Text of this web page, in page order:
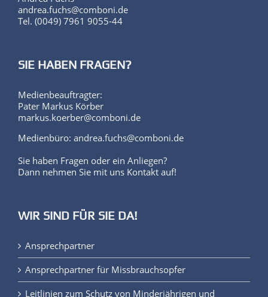
Medienbeauftragter:
markus.koerber@comboni.de
Medienbüro: andrea.fuchs@comboni.de
Sie haben Fragen oder ein Anliegen?
Ansprechpartner
Ansprechpartner für Missbrauchsopfer
Leitlinien zum Schutz von Minderjährigen und
schutzbedürftigen Personen